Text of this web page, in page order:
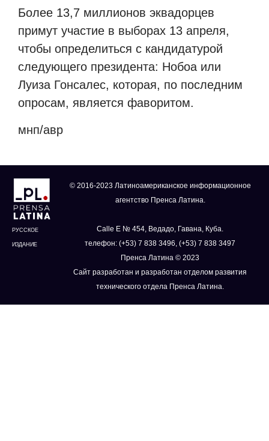
Более 13,7 миллионов эквадорцев
примут участие в выборах 13 апреля,
чтобы определиться с кандидатурой
следующего президента: Нобоа или
Луиза Гонсалес, которая, по последним
опросам, является фаворитом.
мнп/авр
РУССКОЕ
ИЗДАНИЕ
© 2016-2023 Латиноамериканское информационное
агентство Пренса Латина.
Calle E № 454, Ведадо, Гавана, Куба.
телефон: (+53) 7 838 3496, (+53) 7 838 3497
Пренса Латина © 2023
Сайт разработан и разработан отделом развития
технического отдела Пренса Латина.